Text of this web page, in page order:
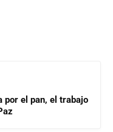
por el pan, el trabajo